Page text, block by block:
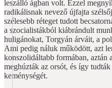
leszálló ágban volt. Ezzel
radikálisnak nevező újfajta
szélesebb réteget tudott
a szocialistákból kiábrándult
huligánokat, Torgyán árváit, a
Ami pedig náluk működött, azt
konszolidáltabb formában, aztán
meghúzták az orsót, és így
keménységét.